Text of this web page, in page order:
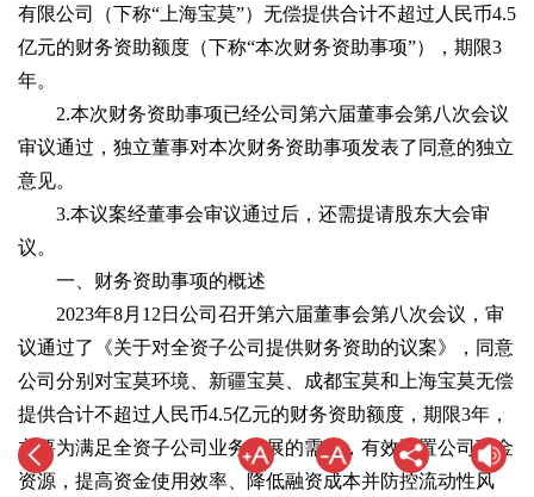
有限公司（下称“上海宝莫”）无偿提供合计不超过人民币4.5
亿元的财务资助额度（下称“本次财务资助事项”），期限3
年。
2.本次财务资助事项已经公司第六届董事会第八次会议
审议通过，独立董事对本次财务资助事项发表了同意的独立
意见。
3.本议案经董事会审议通过后，还需提请股东大会审
议。
一、财务资助事项的概述
2023年8月12日公司召开第六届董事会第八次会议，审
议通过了《关于对全资子公司提供财务资助的议案》，同意
公司分别对宝莫环境、新疆宝莫、成都宝莫和上海宝莫无偿
提供合计不超过人民币4.5亿元的财务资助额度，期限3年，
主要为满足全资子公司业务发展的需求，有效配置公司现金
资源，提高资金使用效率、降低融资成本并防控流动性风